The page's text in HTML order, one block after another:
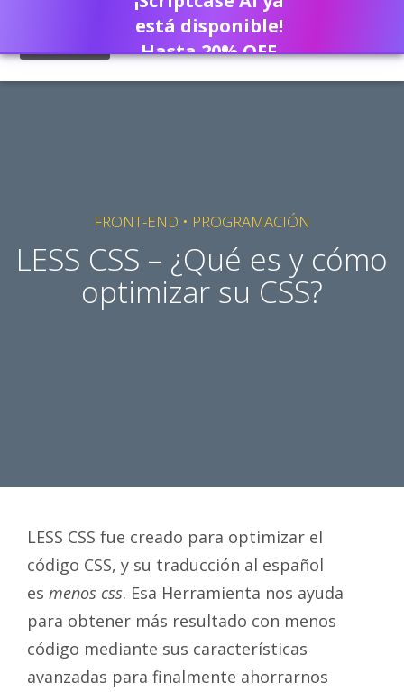
FRONT-END • PROGRAMACIÓN
LESS CSS – ¿Qué es y cómo
optimizar su CSS?
LESS CSS fue creado para optimizar el
código CSS, y su traducción al español
es menos css. Esa Herramienta nos ayuda
para obtener más resultado con menos
código mediante sus características
avanzadas para finalmente ahorrarnos
está disponible!
Hasta 20% OFF